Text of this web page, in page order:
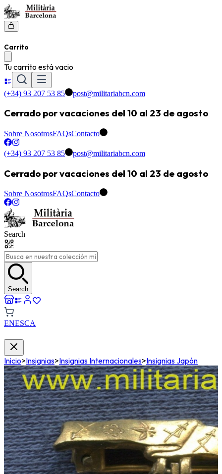
Carrito
Tu carrito está vacio
(+34) 93 207 53 85 post@militariabcn.com
Cerrado por vacaciones del 10 al 23 de agosto
Sobre NosotrosFAQsContacto
(+34) 93 207 53 85 post@militariabcn.com
Cerrado por vacaciones del 10 al 23 de agosto
Sobre NosotrosFAQsContacto
Search
Search
ENESCA
Inicio>Insignias>Insignias Internacionales>Insignias Japón